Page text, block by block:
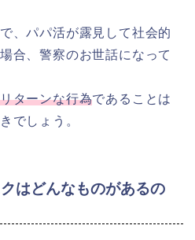
、パパ活が露見して社会的
合、警察のお世話になって
ターンな行為であることは
でしょう。
はどんなものがあるの